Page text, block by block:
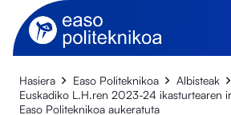
Hasiera Easo Politeknikoa
Albisteak
Euskadiko L.H.ren 2023-24 ikasturtearen
Easo Politeknikoa aukeratuta